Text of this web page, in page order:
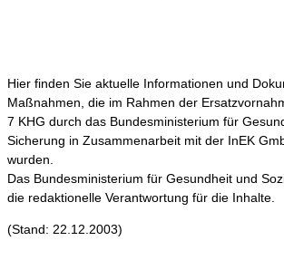
Hier finden Sie aktuelle Informationen und
Maßnahmen, die im Rahmen der
7 KHG durch das Bundesministerium für
Sicherung in Zusammenarbeit mit der InEK
wurden.
Das Bundesministerium für Gesundheit und
die redaktionelle Verantwortung für die Inhalte.
(Stand: 22.12.2003)